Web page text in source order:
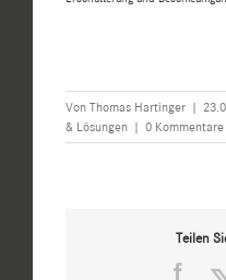
Von Thomas Hartinger |
& Lösungen | 0 Kommentare
Teilen